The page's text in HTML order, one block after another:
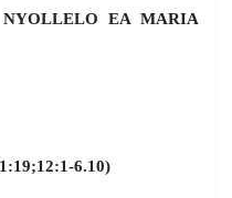
EA MARIA
6.10)